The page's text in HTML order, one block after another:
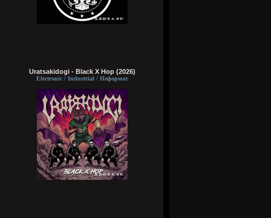
Uratsakidogi - Black X Hop (2026)
Electronic / Industrial / Неформат